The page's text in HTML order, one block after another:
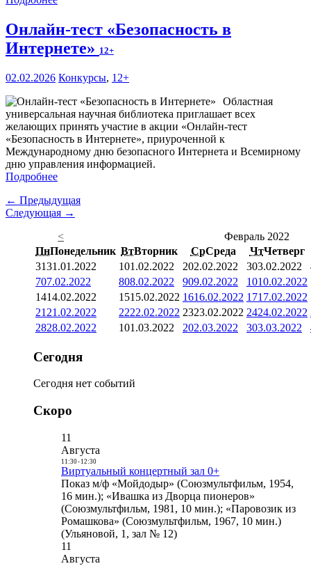
Онлайн-тест «Безопасность в
Интернете» 12+
02.02.2026 Конкурсы, 12+
Областная
универсальная научная библиотека приглашает всех
желающих принять участие в акции «Онлайн-тест
«Безопасность в Интернете», приуроченной к
Международному дню безопасного Интернета и Всемирному
дню управления информацией.
Подробнее
← Предыдущая
Следующая →
<
Февраль 2022
ПнПонедельник ВтВторник СрСреда ЧтЧетверг
3131.01.2022 101.02.2022 202.02.2022 303.02.2022
707.02.2022 808.02.2022 909.02.2022 1010.02.2022
1414.02.2022 1515.02.2022 1616.02.2022 1717.02.2022
21 21.02.2022 2222.02.2022 2323.02.2022 2424.02.2022
2828.02.2022 101.03.2022 202.03.2022 303.03.2022
Сегодня
Сегодня нет событий
Скоро
11
Августа
11:30- 12:30
Виртуальный концертный зал 0+
Показ м/ф «Мойдодыр» (Союзмультфильм, 1954,
16 мин.); «Ивашка из Дворца пионеров»
(Союзмультфильм, 1981, 10 мин.); «Паровозик из
Ромашкова» (Союзмультфильм, 1967, 10 мин.)
(Ульяновой, 1, зал № 12)
11
Августа